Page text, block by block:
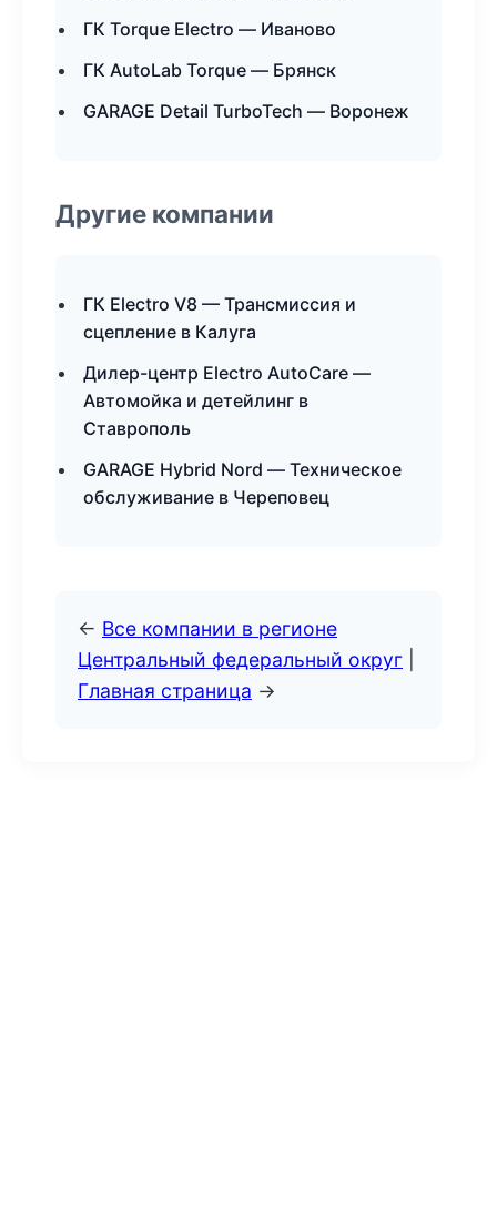
ГК Torque Electro — Иваново
ГК AutoLab Torque — Брянск
GARAGE Detail TurboTech — Воронеж
Другие компании
ГК Electro V8 — Трансмиссия и
сцепление в Калуга
Дилер-центр Electro AutoCare —
Автомойка и детейлинг в
Ставрополь
GARAGE Hybrid Nord — Техническое
обслуживание в Череповец
← Все компании в регионе
Центральный федеральный округ
Главная страница →